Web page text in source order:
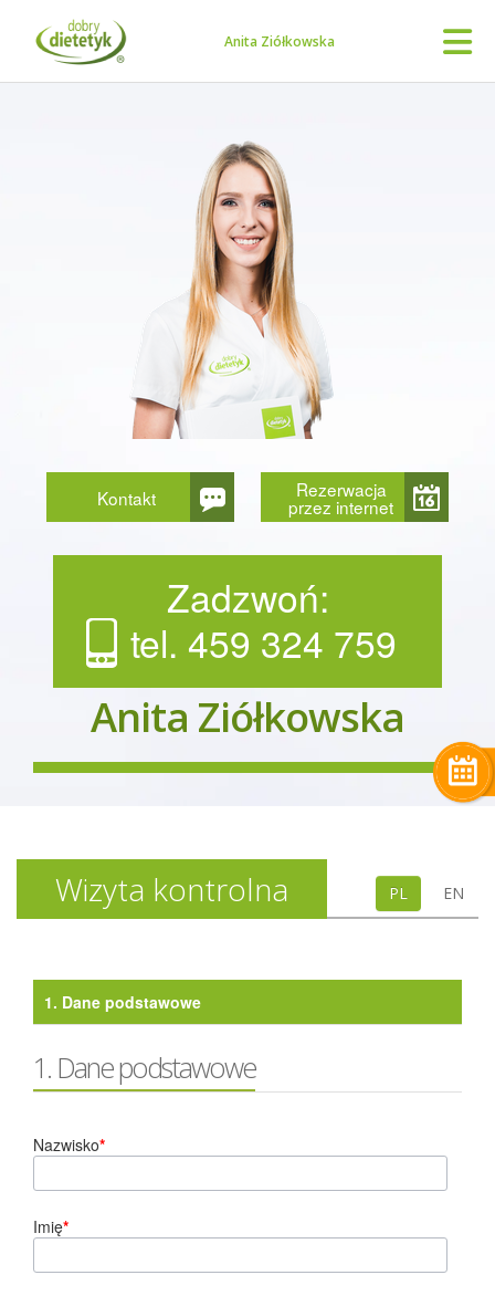
Anita Ziółkowska
Kontakt Rezerwacja
przez internet
Zadzwoń:
tel. 459 324 759
Anita Ziółkowska
Wizyta kontrolna PL EN
1. Dane podstawowe
1. Dane podstawowe
Nazwisko*
Imię*